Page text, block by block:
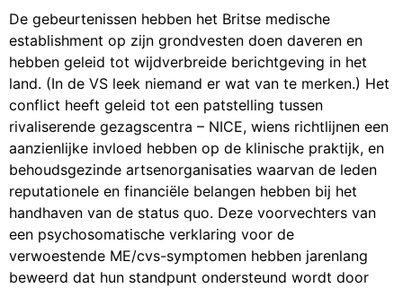
De gebeurtenissen hebben het Britse medische
establishment op zijn grondvesten doen daveren en
hebben geleid tot wijdverbreide berichtgeving in het
land. (In de VS leek niemand er wat van te merken.) Het
conflict heeft geleid tot een patstelling tussen
rivaliserende gezagscentra – NICE, wiens richtlijnen een
aanzienlijke invloed hebben op de klinische praktijk, en
behoudsgezinde artsenorganisaties waarvan de leden
reputationele en financiële belangen hebben bij het
handhaven van de status quo. Deze voorvechters van
een psychosomatische verklaring voor de
verwoestende ME/cvs-symptomen hebben jarenlang
beweerd dat hun standpunt ondersteund wordt door